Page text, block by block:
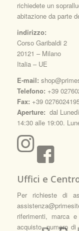
richiedete un
abitazione da parte
indirizzo:
Corso Garibaldi 2
20121 – Milano
Italia – UE
E-mail:
Telefono: +39
Fax: +39
Aperture: dal
14:30 alle 19:00.
Uffici e
Per richieste di
riferimenti, marca
acquisto, numero